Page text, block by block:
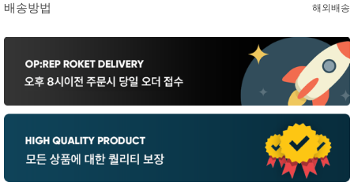
배송방법 해외배송